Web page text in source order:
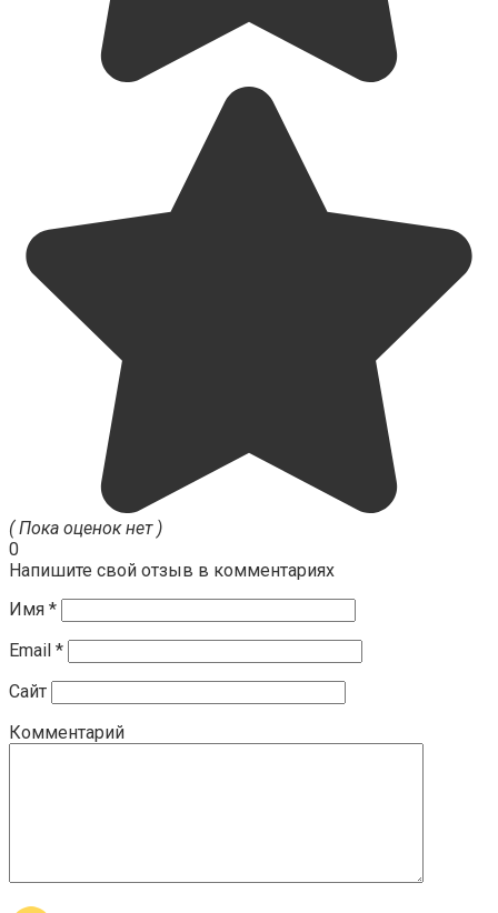
( Пока оценок нет )
0
Напишите свой отзыв в комментариях
Имя *
Email *
Сайт
Комментарий